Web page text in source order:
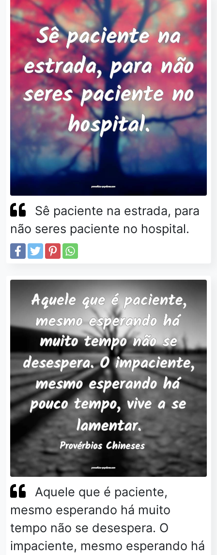
Sê paciente na estrada, para
não seres paciente no hospital.
Aquele que é paciente,
mesmo esperando há muito
tempo não se desespera. O
impaciente, mesmo esperando há